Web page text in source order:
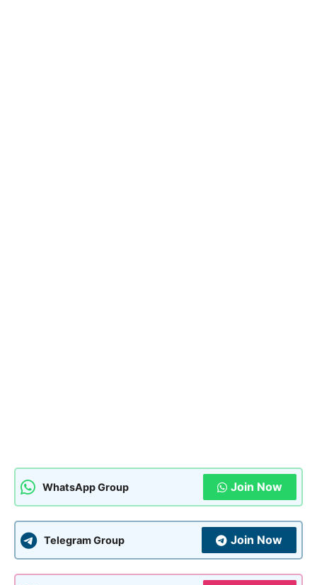
WhatsApp Group Join Now
Telegram Group Join Now